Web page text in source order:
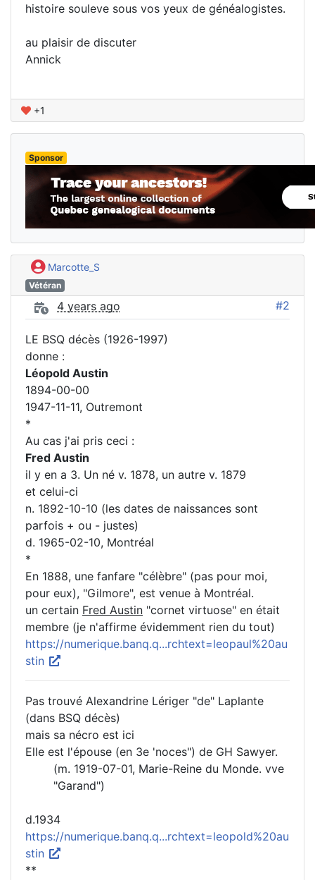
histoire souleve sous vos yeux de généalogistes.
au plaisir de discuter
Annick
+1
Sponsor
Marcotte_S
Vétéran
4 years ago #2
LE BSQ décès (1926-1997)
donne :
Léopold Austin
1894-00-00
1947-11-11, Outremont
*
Au cas j'ai pris ceci :
Fred Austin
il y en a 3. Un né v. 1878, un autre v. 1879
et celui-ci
n. 1892-10-10 (les dates de naissances sont
parfois + ou - justes)
d. 1965-02-10, Montréal
*
En 1888, une fanfare "célèbre" (pas pour moi,
pour eux), "Gilmore", est venue à Montréal.
un certain Fred Austin "cornet virtuose" en était
membre (je n'affirme évidemment rien du tout)
https://numerique.banq.q...rchtext=leopaul%20au
stin
Pas trouvé Alexandrine Lériger "de" Laplante
(dans BSQ décès)
mais sa nécro est ici
Elle est l'épouse (en 3e 'noces") de GH Sawyer.
(m. 1919-07-01, Marie-Reine du Monde. vve
"Garand")
d.1934
https://numerique.banq.q...rchtext=leopold%20au
stin
**